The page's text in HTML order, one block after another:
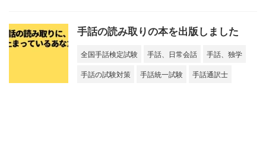
手話の読み取りの本を出版しました
全国手話検定試験 手話、日常会話
手話、独学
手話の試験対策
手話統一試験 手話通訳士